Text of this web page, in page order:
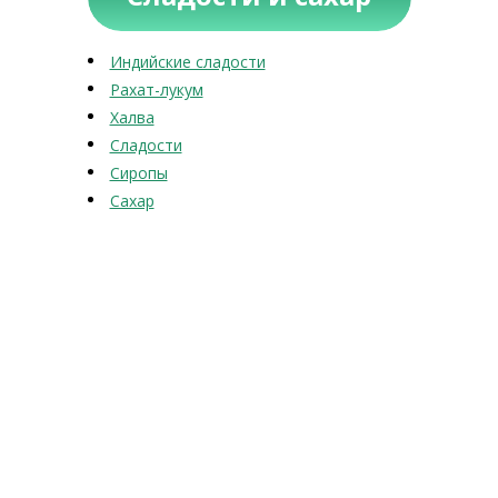
Индийские сладости
Рахат-лукум
Халва
Сладости
Сиропы
Сахар